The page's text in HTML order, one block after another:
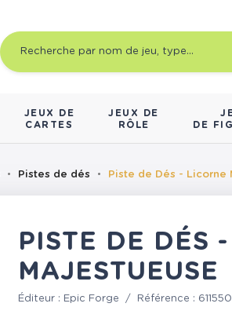
JEUX DE
CARTES
JEUX DE
RÔLE
DE
Pistes de dés Piste de Dés - Licorne
PISTE DE DÉS
MAJESTUEUSE
Éditeur : Epic Forge / Référence :